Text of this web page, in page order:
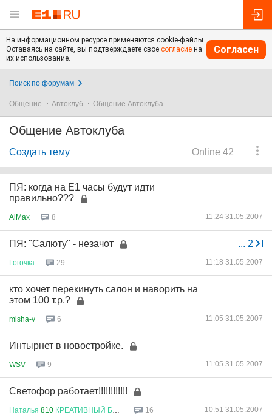
На информационном ресурсе применяются cookie-файлы.
Оставаясь на сайте, вы подтверждаете свое согласие на
их использование.
Согласен
Поиск по форумам
Общение Автоклуб Общение Автоклуба
Общение Автоклуба
Online 42
Создать тему
ПЯ: когда на Е1 часы будут идти
правильно???
AlMax 8 11:24 31.05.2007
... 2
ПЯ: "Салюту" - незачот
Гогочка 29 11:18 31.05.2007
кто хочет перекинуть салон и наворить на
этом 100 т.р.?
misha-v 6 11:05 31.05.2007
Интырнет в новостройке.
WSV 9 11:05 31.05.2007
Светофор работает!!!!!!!!!!!!
Наталья 810 КРЕАТИВНЫЙ БУХГАЛТ ... 16 10:51 31.05.2007